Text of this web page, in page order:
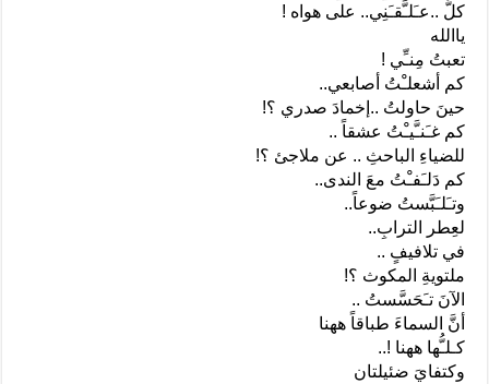
كلٌّ ..عـَلـَّقـَنِي.. على هواه !
ياالله
تعبتُ مِنـِّي !
كم أشعلـْتُ أصابعي..
حينَ حاولتُ ..إخمادَ صدري ؟!
كم غـَنـَّيـْتُ عشقاً ..
للضياءِ الباحثِ .. عن ملاجئ ؟!
كم دَلـَفـْتُ معَ الندى..
وتـَلـَبَّستُ ضوعاً..
لعِطر الترابِ..
في تلافيفٍ ..
ملتويةِ المكوث ؟!
الآنَ تـَحَسَّستُ ..
أنَّ السماءَ طباقاً ههنا
كـلـُّها ههنا !..
وكتفايَ ضئيلتان